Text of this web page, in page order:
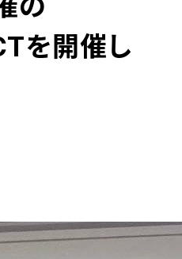
を開催し